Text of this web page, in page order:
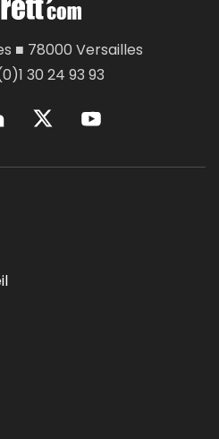
■ 78000 Versailles
30 24 93 93